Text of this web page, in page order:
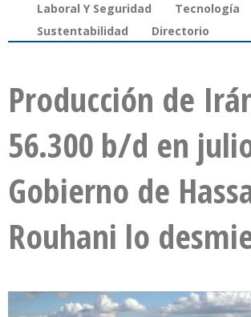
Laboral Y Seguridad
Tecnología
Sustentabilidad
Directorio
Producción de
56.300 b/d en
Gobierno de
Rouhani lo